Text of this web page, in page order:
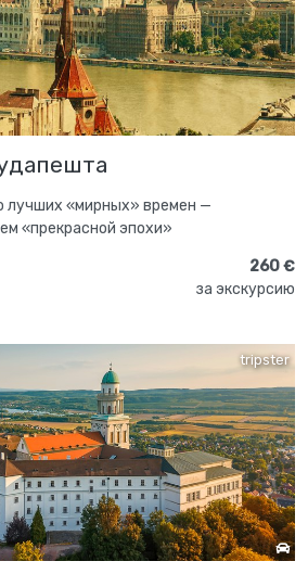
лучших «мирных» времен —
«прекрасной эпохи»
260 €
за экскурсию
tripster